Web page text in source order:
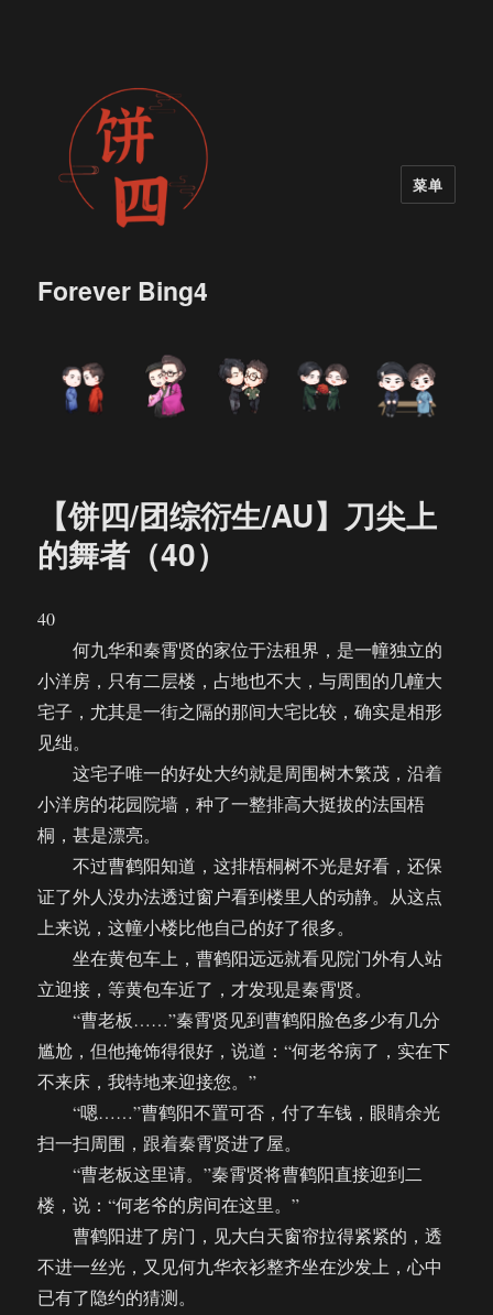
Forever Bing4
菜单
【饼四/团综衍生/AU】刀尖上
的舞者（40）
40
何九华和秦霄贤的家位于法租界，是一幢独立的
小洋房，只有二层楼，占地也不大，与周围的几幢大
宅子，尤其是一街之隔的那间大宅比较，确实是相形
见绌。
这宅子唯一的好处大约就是周围树木繁茂，沿着
小洋房的花园院墙，种了一整排高大挺拔的法国梧
桐，甚是漂亮。
不过曹鹤阳知道，这排梧桐树不光是好看，还保
证了外人没办法透过窗户看到楼里人的动静。从这点
上来说，这幢小楼比他自己的好了很多。
坐在黄包车上，曹鹤阳远远就看见院门外有人站
立迎接，等黄包车近了，才发现是秦霄贤。
“曹老板……”秦霄贤见到曹鹤阳脸色多少有几分
尴尬，但他掩饰得很好，说道：“何老爷病了，实在下
不来床，我特地来迎接您。”
“嗯……”曹鹤阳不置可否，付了车钱，眼睛余光
扫一扫周围，跟着秦霄贤进了屋。
“曹老板这里请。”秦霄贤将曹鹤阳直接迎到二
楼，说：“何老爷的房间在这里。”
曹鹤阳进了房门，见大白天窗帘拉得紧紧的，透
不进一丝光，又见何九华衣衫整齐坐在沙发上，心中
已有了隐约的猜测。